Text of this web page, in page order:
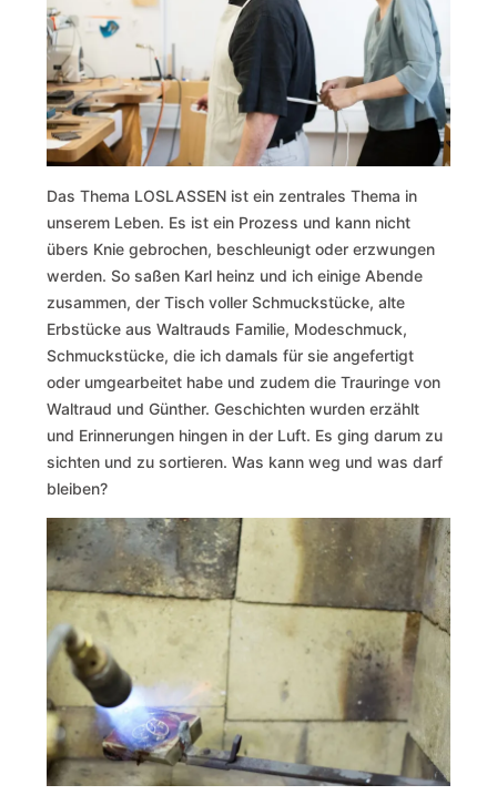
Das Thema LOSLASSEN ist ein zentrales Thema in
unserem Leben. Es ist ein Prozess und kann nicht
übers Knie gebrochen, beschleunigt oder erzwungen
werden. So saßen Karl heinz und ich einige Abende
zusammen, der Tisch voller Schmuckstücke, alte
Erbstücke aus Waltrauds Familie, Modeschmuck,
Schmuckstücke, die ich damals für sie angefertigt
oder umgearbeitet habe und zudem die Trauringe von
Waltraud und Günther. Geschichten wurden erzählt
und Erinnerungen hingen in der Luft. Es ging darum zu
sichten und zu sortieren. Was kann weg und was darf
bleiben?